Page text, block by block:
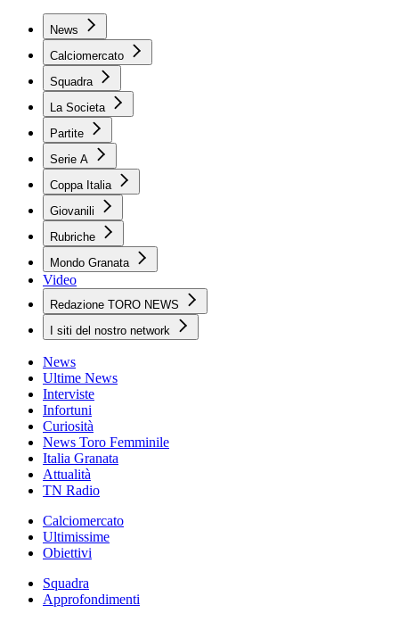
News
Calciomercato
Squadra
La Societa
Partite
Serie A
Coppa Italia
Giovanili
Rubriche
Mondo Granata
Video
Redazione TORO NEWS
I siti del nostro network
News
Ultime News
Interviste
Infortuni
Curiosità
News Toro Femminile
Italia Granata
Attualità
TN Radio
Calciomercato
Ultimissime
Obiettivi
Squadra
Approfondimenti